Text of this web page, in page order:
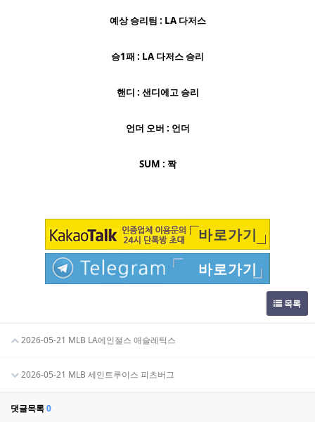
예상 승리팀 : LA 다저스
승1패 : LA 다저스 승리
핸디 : 샌디에고 승리
언더 오버 : 언더
SUM : 짝
바로가기
바로가기
목록
2026-05-21 MLB LA에인절스 애슬레틱스
2026-05-21 MLB 세인트루이스 피츠버그
댓글목록 0